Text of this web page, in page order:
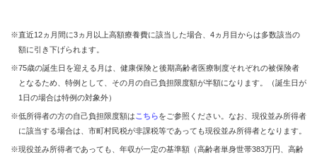
※直近12ヵ月間に3ヵ月以上高額療養費に該当した場合、4ヵ月目からは多数該当の
額に引き下げられます。
※75歳の誕生日を迎える月は、健康保険と後期高齢者医療制度それぞれの被保険者
となるため、特例として、その月の自己負担限度額が半額になります。（誕生日が
1日の場合は特例の対象外）
※低所得者の方の自己負担限度額はこちらをご参照ください。なお、現役並み所得者
に該当する場合は、市町村民税が非課税等であっても現役並み所得者となります。
※現役並み所得者であっても、年収が一定の基準額（高齢者単身世帯383万円、高齢